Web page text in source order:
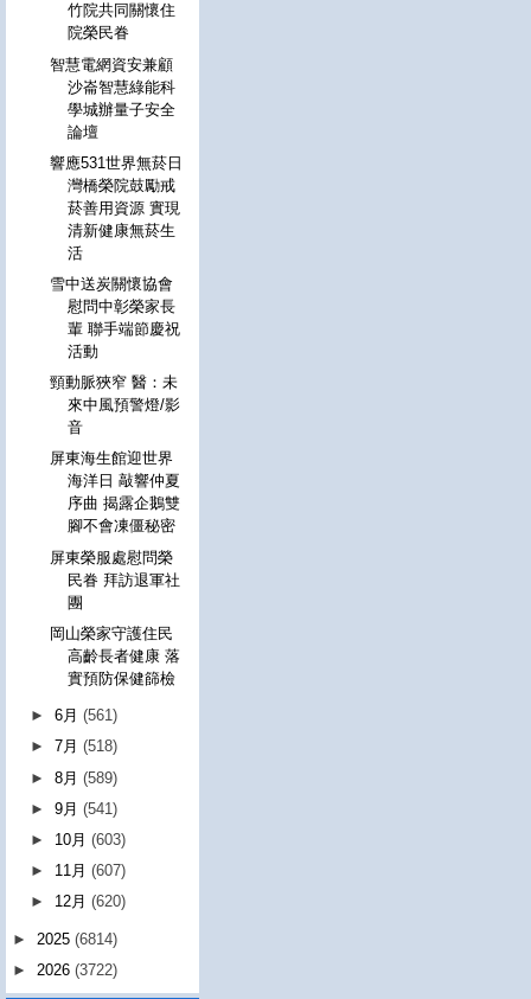
竹院共同關懷住
院榮民眷
智慧電網資安兼顧
沙崙智慧綠能科
學城辦量子安全
論壇
響應531世界無菸日
灣橋榮院鼓勵戒
菸善用資源 實現
清新健康無菸生
活
雪中送炭關懷協會
慰問中彰榮家長
輩 聯手端節慶祝
活動
頸動脈狹窄 醫：未
來中風預警燈/影
音
屏東海生館迎世界
海洋日 敲響仲夏
序曲 揭露企鵝雙
腳不會凍僵秘密
屏東榮服處慰問榮
民眷 拜訪退軍社
團
岡山榮家守護住民
高齡長者健康 落
實預防保健篩檢
►6月(561)
►7月(518)
►8月(589)
►9月(541)
► 10月(603)
► 11月(607)
► 12月(620)
► 2025 (6814)
► 2026 (3722)